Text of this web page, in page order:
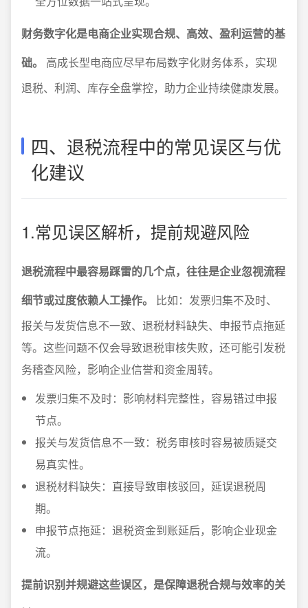
财务数字化是电商企业实现合规、高效、盈利运营的基
础。
高成长型电商应尽早布局数字化财务体系，实现
退税、利润、库存全盘掌控，助力企业持续健康发展。
四、退税流程中的常见误区与优
化建议
1.常见误区解析，提前规避风险
退税流程中最容易踩雷的几个点，往往是企业忽视流程
细节或过度依赖人工操作。
比如：发票归集不及时、
报关与发货信息不一致、退税材料缺失、申报节点拖延
等。这些问题不仅会导致退税审核失败，还可能引发税
务稽查风险，影响企业信誉和资金周转。
发票归集不及时：影响材料完整性，容易错过申报
节点。
报关与发货信息不一致：税务审核时容易被质疑交
易真实性。
退税材料缺失：直接导致审核驳回，延误退税周
期。
申报节点拖延：退税资金到账延后，影响企业现金
流。
提前识别并规避这些误区，是保障退税合规与效率的关